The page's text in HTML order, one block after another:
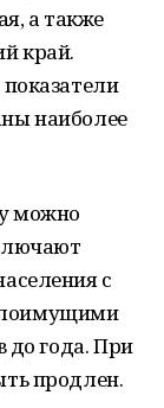
а также
край.
наиболее
можно
с
до года. При
продлен.